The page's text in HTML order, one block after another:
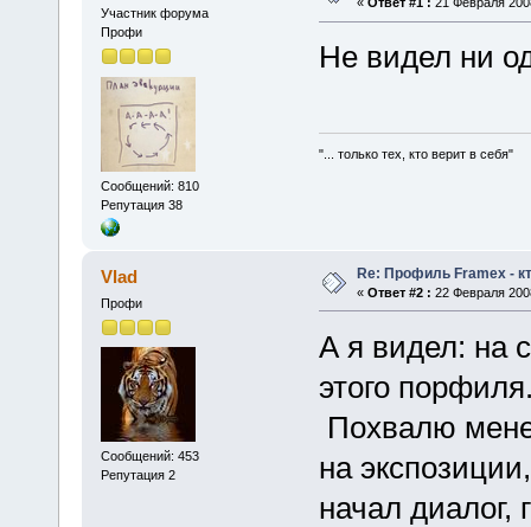
Участник форума
Профи
Сообщений: 810
Репутация 38
Не видел ни
"... только тех, кто верит в себя"
Vlad
Профи
Сообщений: 453
Репутация 2
Re: Профиль Framex -
« Ответ #2 : 22 Февраля
А я видел: на
этого
Похвалю
на
начал диалог,